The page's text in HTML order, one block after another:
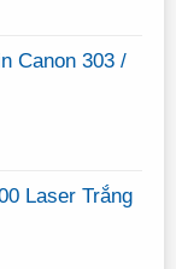
Canon 303 /
Laser Trắng